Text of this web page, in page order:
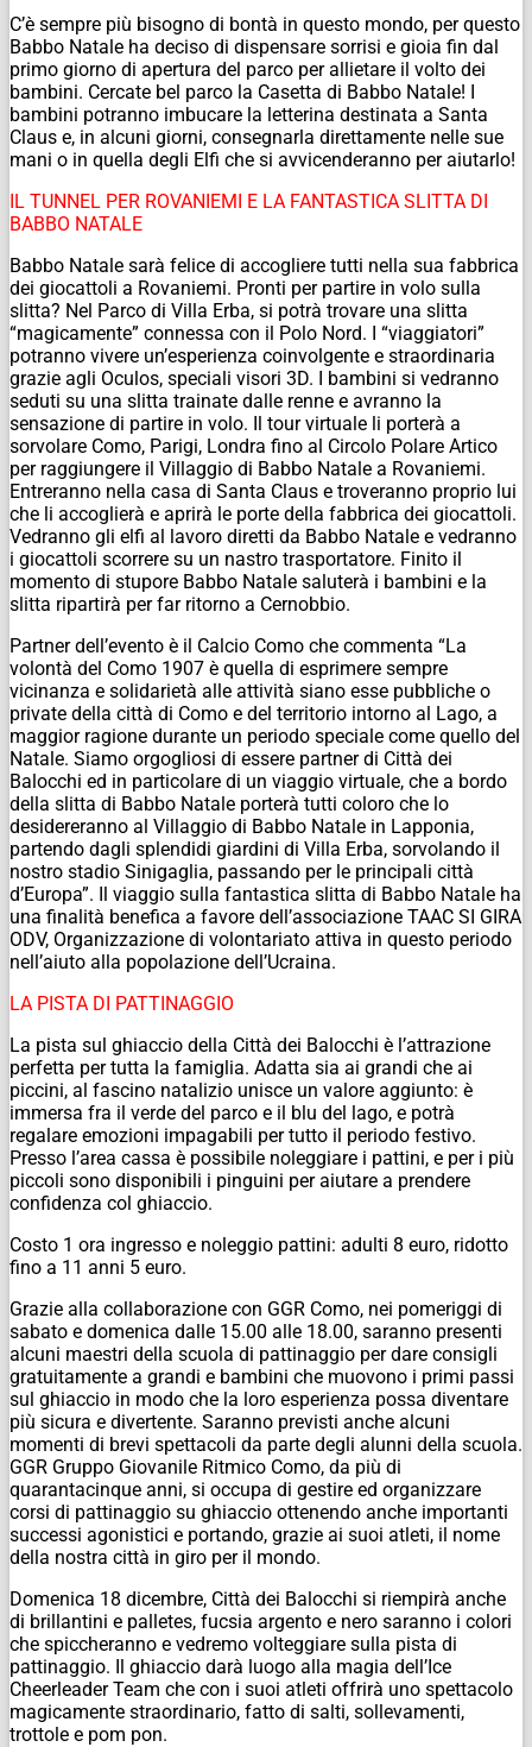
C’è sempre più bisogno di bontà in questo mondo, per questo
Babbo Natale ha deciso di dispensare sorrisi e gioia fin dal
primo giorno di apertura del parco per allietare il volto dei
bambini. Cercate bel parco la Casetta di Babbo Natale! I
bambini potranno imbucare la letterina destinata a Santa
Claus e, in alcuni giorni, consegnarla direttamente nelle sue
mani o in quella degli Elfi che si avvicenderanno per aiutarlo!
IL TUNNEL PER ROVANIEMI E LA FANTASTICA SLITTA DI
BABBO NATALE
Babbo Natale sarà felice di accogliere tutti nella sua fabbrica
dei giocattoli a Rovaniemi. Pronti per partire in volo sulla
slitta? Nel Parco di Villa Erba, si potrà trovare una slitta
“magicamente” connessa con il Polo Nord. I “viaggiatori”
potranno vivere un’esperienza coinvolgente e straordinaria
grazie agli Oculos, speciali visori 3D. I bambini si vedranno
seduti su una slitta trainate dalle renne e avranno la
sensazione di partire in volo. Il tour virtuale li porterà a
sorvolare Como, Parigi, Londra fino al Circolo Polare Artico
per raggiungere il Villaggio di Babbo Natale a Rovaniemi.
Entreranno nella casa di Santa Claus e troveranno proprio lui
che li accoglierà e aprirà le porte della fabbrica dei giocattoli.
Vedranno gli elfi al lavoro diretti da Babbo Natale e vedranno
i giocattoli scorrere su un nastro trasportatore. Finito il
momento di stupore Babbo Natale saluterà i bambini e la
slitta ripartirà per far ritorno a Cernobbio.
Partner dell’evento è il Calcio Como che commenta “La
volontà del Como 1907 è quella di esprimere sempre
vicinanza e solidarietà alle attività siano esse pubbliche o
private della città di Como e del territorio intorno al Lago, a
maggior ragione durante un periodo speciale come quello del
Natale. Siamo orgogliosi di essere partner di Città dei
Balocchi ed in particolare di un viaggio virtuale, che a bordo
della slitta di Babbo Natale porterà tutti coloro che lo
desidereranno al Villaggio di Babbo Natale in Lapponia,
partendo dagli splendidi giardini di Villa Erba, sorvolando il
nostro stadio Sinigaglia, passando per le principali città
d’Europa”. Il viaggio sulla fantastica slitta di Babbo Natale ha
una finalità benefica a favore dell’associazione TAAC SI GIRA
ODV, Organizzazione di volontariato attiva in questo periodo
nell’aiuto alla popolazione dell’Ucraina.
LA PISTA DI PATTINAGGIO
La pista sul ghiaccio della Città dei Balocchi è l’attrazione
perfetta per tutta la famiglia. Adatta sia ai grandi che ai
piccini, al fascino natalizio unisce un valore aggiunto: è
immersa fra il verde del parco e il blu del lago, e potrà
regalare emozioni impagabili per tutto il periodo festivo.
Presso l’area cassa è possibile noleggiare i pattini, e per i più
piccoli sono disponibili i pinguini per aiutare a prendere
confidenza col ghiaccio.
Costo 1 ora ingresso e noleggio pattini: adulti 8 euro, ridotto
fino a 11 anni 5 euro.
Grazie alla collaborazione con GGR Como, nei pomeriggi di
sabato e domenica dalle 15.00 alle 18.00, saranno presenti
alcuni maestri della scuola di pattinaggio per dare consigli
gratuitamente a grandi e bambini che muovono i primi passi
sul ghiaccio in modo che la loro esperienza possa diventare
più sicura e divertente. Saranno previsti anche alcuni
momenti di brevi spettacoli da parte degli alunni della scuola.
GGR Gruppo Giovanile Ritmico Como, da più di
quarantacinque anni, si occupa di gestire ed organizzare
corsi di pattinaggio su ghiaccio ottenendo anche importanti
successi agonistici e portando, grazie ai suoi atleti, il nome
della nostra città in giro per il mondo.
Domenica 18 dicembre, Città dei Balocchi si riempirà anche
di brillantini e palletes, fucsia argento e nero saranno i colori
che spiccheranno e vedremo volteggiare sulla pista di
pattinaggio. Il ghiaccio darà luogo alla magia dell’Ice
Cheerleader Team che con i suoi atleti offrirà uno spettacolo
magicamente straordinario, fatto di salti, sollevamenti,
trottole e pom pon.